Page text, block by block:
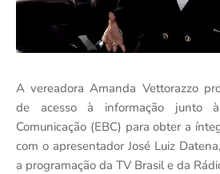
A vereadora Amanda Vettorazzo
de acesso à informação junto
Comunicação (EBC) para obter a
com o apresentador José Luiz
a programação da TV Brasil e da